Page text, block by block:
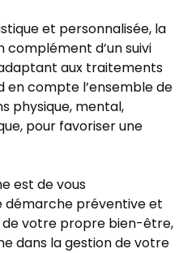
et personnalisée, la
complément d’un suivi
aux traitements
en compte l’ensemble de
physique, mental,
pour favoriser une
est de vous
démarche préventive et
votre propre bien-être,
dans la gestion de votre